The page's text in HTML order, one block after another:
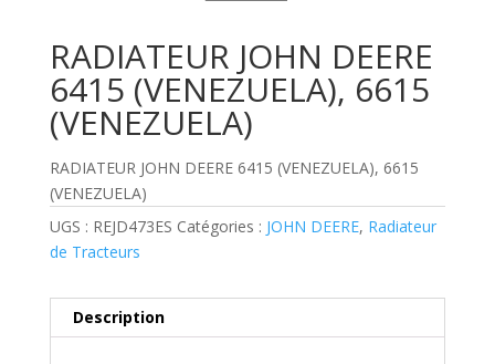
RADIATEUR JOHN DEERE
6415 (VENEZUELA), 6615
(VENEZUELA)
RADIATEUR JOHN DEERE 6415 (VENEZUELA), 6615
(VENEZUELA)
UGS : REJD473ES Catégories : JOHN DEERE, Radiateur
de Tracteurs
Description